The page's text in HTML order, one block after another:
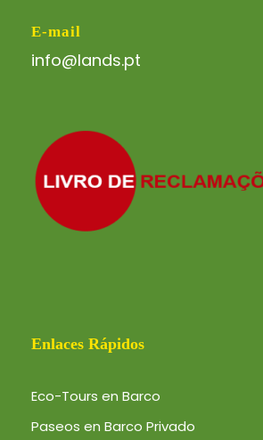
E-mail
info@lands.pt
Enlaces Rápidos
Eco-Tours en Barco
Paseos en Barco Privado